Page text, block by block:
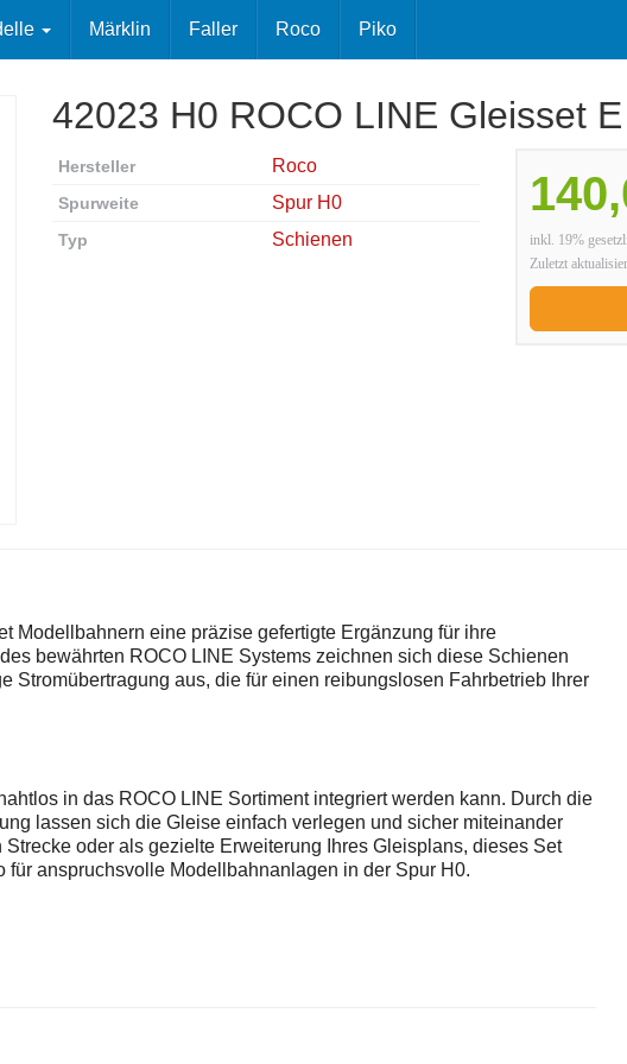
Märklin Faller Roco Piko
42023 H0 ROCO LINE Gleisset E
inkl. 19%
Zuletzt
Hersteller Roco
Spurweite Spur H0
Typ Schienen
Modellbahnern eine präzise gefertigte Ergänzung für ihre
bewährten ROCO LINE Systems zeichnen sich diese Schienen
Stromübertragung aus, die für einen reibungslosen Fahrbetrieb Ihrer
in das ROCO LINE Sortiment integriert werden kann. Durch die
lassen sich die Gleise einfach verlegen und sicher miteinander
oder als gezielte Erweiterung Ihres Gleisplans, dieses Set
anspruchsvolle Modellbahnanlagen in der Spur H0.